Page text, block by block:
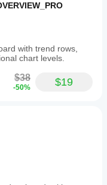
with trend rows,
chart levels.
$38
-50% $19